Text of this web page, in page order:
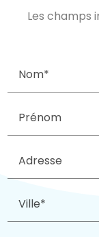
Les champs
Nom*
Prénom
Adresse
Ville*